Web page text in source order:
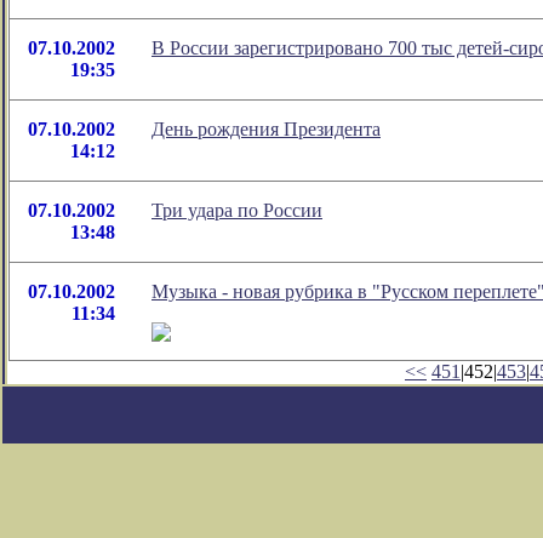
07.10.2002
19:35
В России зарегистрировано 700 тыс детей-
07.10.2002
14:12
День рождения Президента
07.10.2002
13:48
Три удара по России
07.10.2002
11:34
Музыка - новая рубрика в "Русском
<< 451 |452|453|